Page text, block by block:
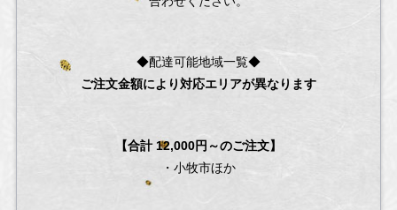
◆配達可能地域一覧◆
ご注文金額により対応エリアが異なります
【合計 12,000円～のご注文】
・小牧市ほか